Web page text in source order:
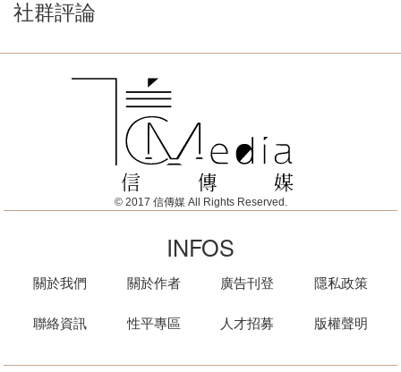
社群評論
© 2017 信傳媒 All Rights Reserved.
INFOS
關於我們
聯絡資訊
關於作者
性平專區
廣告刊登
人才招募
隱私政策
版權聲明